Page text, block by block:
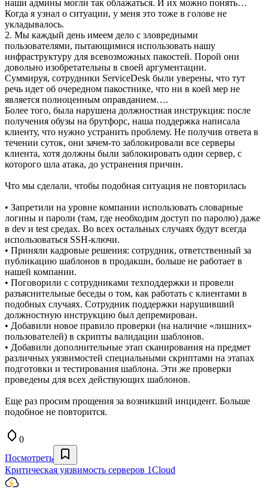
наши админы могли так облажаться. И их можно понять…
Когда я узнал о ситуации, у меня это тоже в голове не
укладывалось.
2. Мы каждый день имеем дело с зловредными
пользователями, пытающимися использовать нашу
инфраструктуру для всевозможных пакостей. Порой они
довольно изобретательны в своей аргументации.
Суммируя, сотрудники ServiceDesk были уверены, что тут
речь идет об очередном пакостнике, что ни в коей мер не
является полноценным оправданием….
Более того, была нарушена должностная инструкция: после
получения обузы на брутфорс, наша поддержка написала
клиенту, что нужно устранить проблему. Не получив ответа в
течении суток, они зачем-то заблокировали все серверы
клиента, хотя должны были заблокировать один сервер, с
которого шла атака, до устранения причин.
Что мы сделали, чтобы подобная ситуация не повторилась
• Запретили на уровне компании использовать словарные
логины и пароли (там, где необходим доступ по паролю) даже
в dev и test средах. Во всех остальных случаях будут всегда
использоваться SSH-ключи.
• Приняли кадровые решения: сотрудник, ответственный за
публикацию шаблонов в продакшн, больше не работает в
нашей компании.
• Поговорили с сотрудниками техподдержки и провели
разъяснительные беседы о том, как работать с клиентами в
подобных случаях. Сотрудник поддержки нарушивший
должностную инструкцию был депремирован.
• Добавили новое правило проверки (на наличие «лишних»
пользователей) в скрипты валидации шаблонов.
• Добавили дополнительные этап сканирования на предмет
различных уязвимостей специальными скриптами на этапах
подготовки и тестирования шаблона. Эти же проверки
проведены для всех действующих шаблонов.
Еще раз просим прощения за возникший инцидент. Больше
подобное не повторится.
0
Посмотреть
Критическая уязвимость серверов 1Cloud